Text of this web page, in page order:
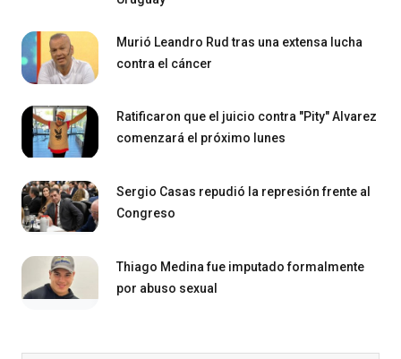
Murió Leandro Rud tras una extensa lucha
contra el cáncer
Ratificaron que el juicio contra "Pity" Alvarez
comenzará el próximo lunes
Sergio Casas repudió la represión frente al
Congreso
Thiago Medina fue imputado formalmente
por abuso sexual